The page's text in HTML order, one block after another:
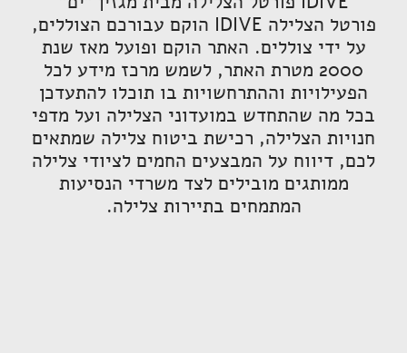
פורטל הצלילה IDIVE הוקם עבורכם הצוללים,
על ידי צוללים. האתר הוקם ופועל מאז שנת
2000 מטרת האתר, לשמש מרכז מידע לכל
הפעילויות וההתרחשויות בו תוכלו להתעדכן
בכל מה שהתחדש במועדוני הצלילה ועל מדפי
חנויות הצלילה, רכישת ביטוח צלילה שמתאים
לכם, דיווח על המבצעים החמים לציודי צלילה
ממותגים מובילים לצד משרדי הנסיעות
המתמחים בתיירות צלילה.